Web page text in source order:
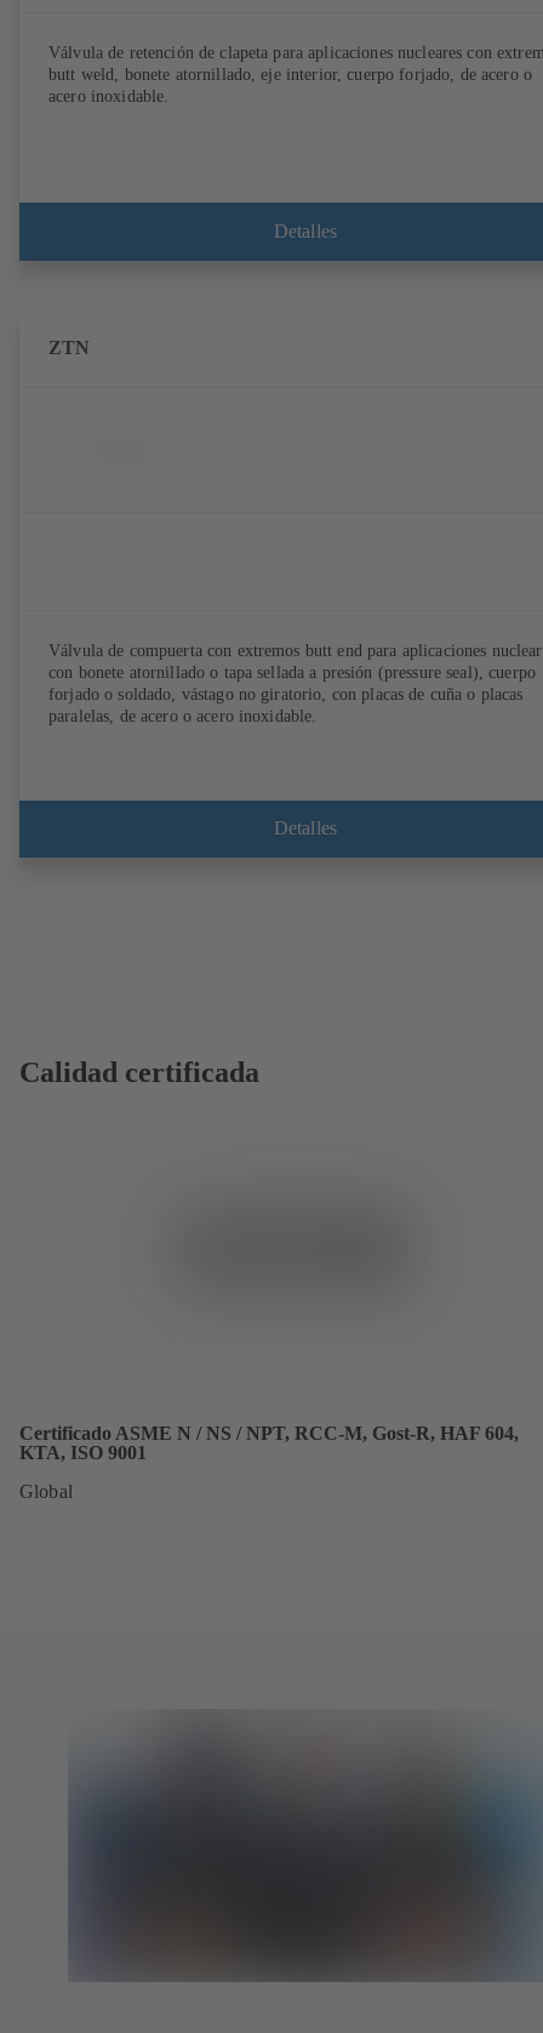
Válvula de retención de clapeta para aplicaciones nucleares con
butt weld, bonete atornillado, eje interior, cuerpo forjado, de acero o
acero inoxidable.
Detalles
ZTN
Válvula de compuerta con extremos butt end para aplicaciones
con bonete atornillado o tapa sellada a presión (pressure seal), cuerpo
forjado o soldado, vástago no giratorio, con placas de cuña o placas
paralelas, de acero o acero inoxidable.
Detalles
Calidad certificada
Certificado ASME N / NS / NPT, RCC-M, Gost-R, HAF 604,
KTA, ISO 9001
Global